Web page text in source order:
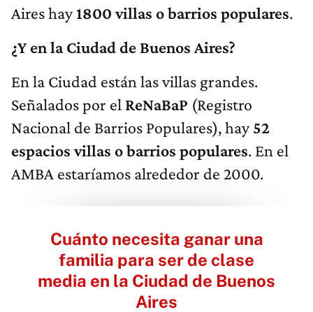
Aires hay1800 villas o barrios populares.
¿Y en la Ciudad de Buenos Aires?
En la Ciudad están las villas grandes.
Señalados por el ReNaBaP (Registro
Nacional de Barrios Populares), hay52
espacios villas o barrios populares. En el
AMBA estaríamos alrededor de 2000.
Cuánto necesita ganar una
familia para ser de clase
media en la Ciudad de Buenos
Aires